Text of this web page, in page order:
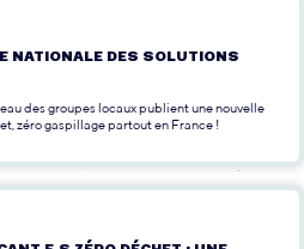
NATIONALE DES SOLUTIONS
des groupes locaux publient une nouvelle
zéro gaspillage partout en France !